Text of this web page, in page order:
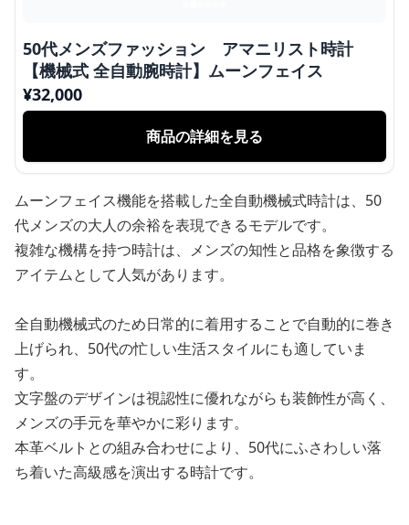
50代メンズファッション アマニリスト時計
【機械式 全自動腕時計】ムーンフェイス
¥32,000
商品の詳細を見る
ムーンフェイス機能を搭載した全自動機械式時計は、50
代メンズの大人の余裕を表現できるモデルです。
複雑な機構を持つ時計は、メンズの知性と品格を象徴する
アイテムとして人気があります。
全自動機械式のため日常的に着用することで自動的に巻き
上げられ、50代の忙しい生活スタイルにも適していま
す。
文字盤のデザインは視認性に優れながらも装飾性が高く、
メンズの手元を華やかに彩ります。
本革ベルトとの組み合わせにより、50代にふさわしい落
ち着いた高級感を演出する時計です。